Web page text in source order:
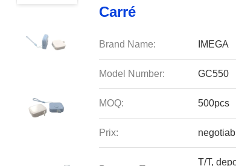
Carré
Brand Name: IMEGA
Model Number: GC550
MOQ: 500pcs
Prix:
T/T,